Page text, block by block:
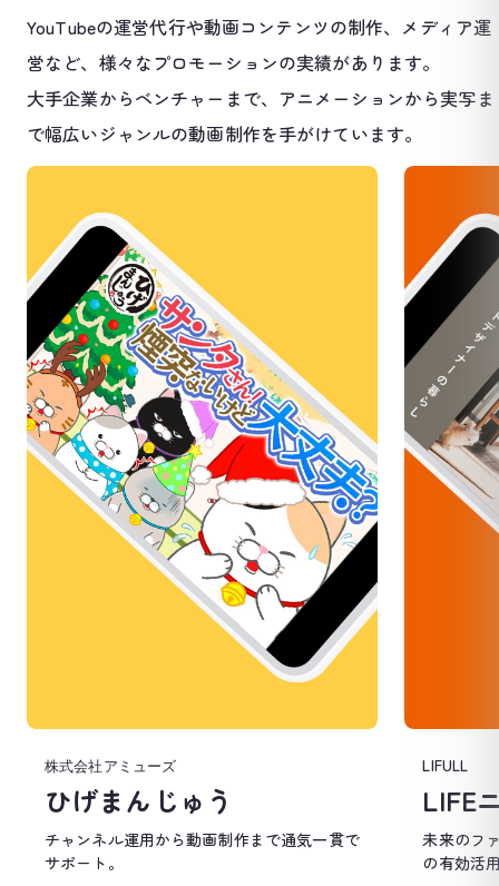
YouTubeの運営代行や動画コンテンツの制作、メディア運
営など、様々なプロモーションの実績があります。
大手企業からベンチャーまで、アニメーションから実写ま
で幅広いジャンルの動画制作を手がけています。
株式会社アミューズ
ひげまんじゅう
チャンネル運用から動画制作まで通気一貫で
サポート。
LIFULL
LIFE
未来のフ
の有効活